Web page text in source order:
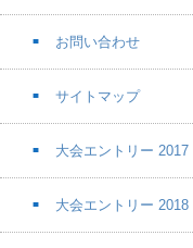
お問い合わせ
サイトマップ
大会エントリー 2017
大会エントリー 2018